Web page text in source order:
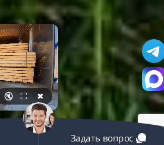
🔇 ⛶ ✖
Задать вопрос